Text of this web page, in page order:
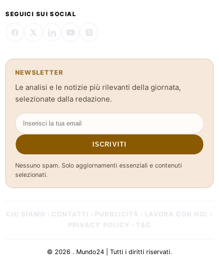
SEGUICI SUI SOCIAL
NEWSLETTER
Le analisi e le notizie più rilevanti della giornata,
selezionate dalla redazione.
ISCRIVITI
Nessuno spam. Solo aggiornamenti essenziali e contenuti
selezionati.
CHI SIAMO CONTATTI PUBBLICITÀ LAVORA CON NOI
PRIVACY POLICY T&C
© 2026 . Mundo24 | Tutti i diritti riservati.